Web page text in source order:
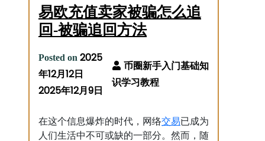
易欧充值卖家被骗怎么追
回-被骗追回方法
Posted on 2025
年12月12日
2025年12月9日
在这个信息爆炸的时代，网络交易已成为
人们生活中不可或缺的一部分。然而，随